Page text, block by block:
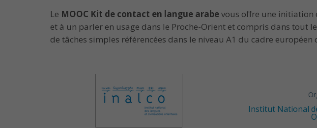
Le MOOC Kit de contact en langue arabevous offre une initiation
et à un parler en usage dans le Proche-Orient et compris dans
de tâches simples référencées dans le niveau A1 du cadre européen
Institut National